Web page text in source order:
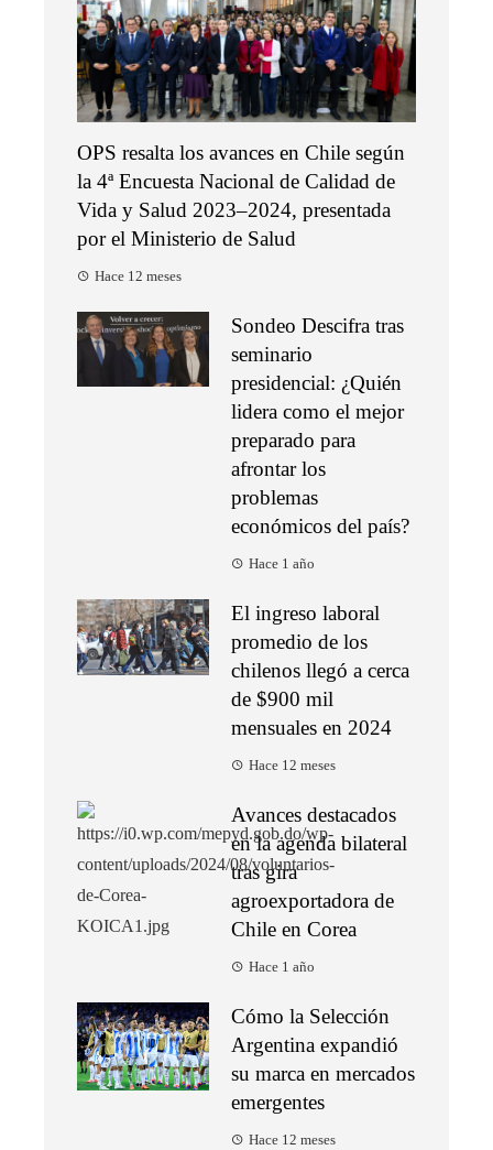
OPS resalta los avances en Chile según
la 4ª Encuesta Nacional de Calidad de
Vida y Salud 2023–2024, presentada
por el Ministerio de Salud
Hace 12 meses
Sondeo Descifra tras
seminario
presidencial: ¿Quién
lidera como el mejor
preparado para
afrontar los
problemas
económicos del país?
Hace 1 año
El ingreso laboral
promedio de los
chilenos llegó a cerca
de $900 mil
mensuales en 2024
Hace 12 meses
Avances destacados
en la agenda bilateral
tras gira
agroexportadora de
Chile en Corea
Hace 1 año
Cómo la Selección
Argentina expandió
su marca en mercados
emergentes
Hace 12 meses